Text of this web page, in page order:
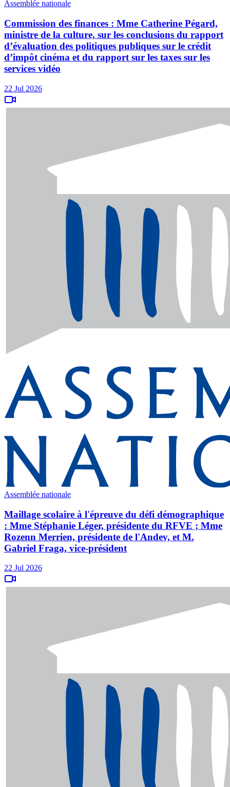
Assemblée nationale
Commission des finances : Mme Catherine Pégard,
ministre de la culture, sur les conclusions du rapport
d’évaluation des politiques publiques sur le crédit
d’impôt cinéma et du rapport sur les taxes sur les
services vidéo
22 Jul 2026
Assemblée nationale
Maillage scolaire à l'épreuve du défi démographique
: Mme Stéphanie Léger, présidente du RFVE ; Mme
Rozenn Merrien, présidente de l'Andev, et M.
Gabriel Fraga, vice-président
22 Jul 2026